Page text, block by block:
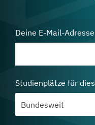
Deine E-Mail-Adresse
Studienplätze für